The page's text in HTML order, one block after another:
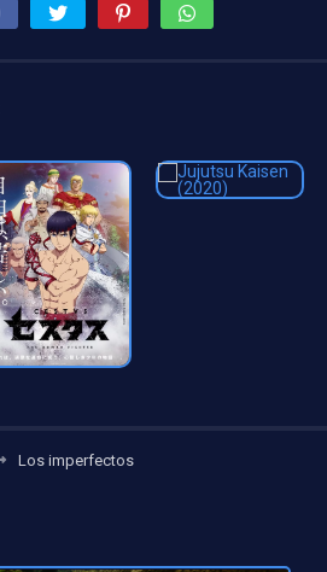
Los imperfectos